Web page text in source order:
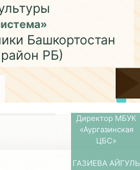
Башкортостан
РБ)
Директор МБУК
«Аургазинская
ЦБС»
ГАЗИЕВА АЙГУЛЬ